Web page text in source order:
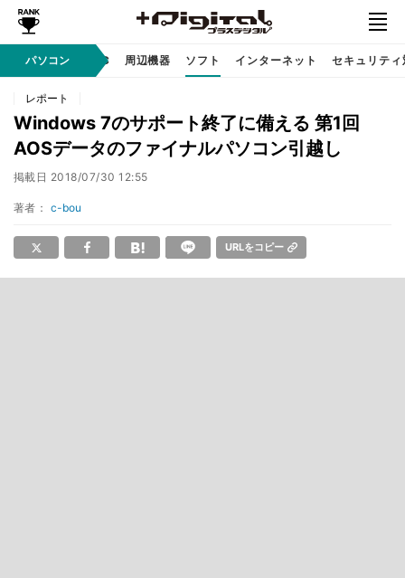
パソコン
クノロジ AI PC 周辺機器 ソフト インターネット セキュリティ
レポート
Windows 7のサポート終了に備える 第1回
AOSデータのファイナルパソコン引越し
掲載日 2018/07/30 12:55
著者： c-bou
URLをコピー